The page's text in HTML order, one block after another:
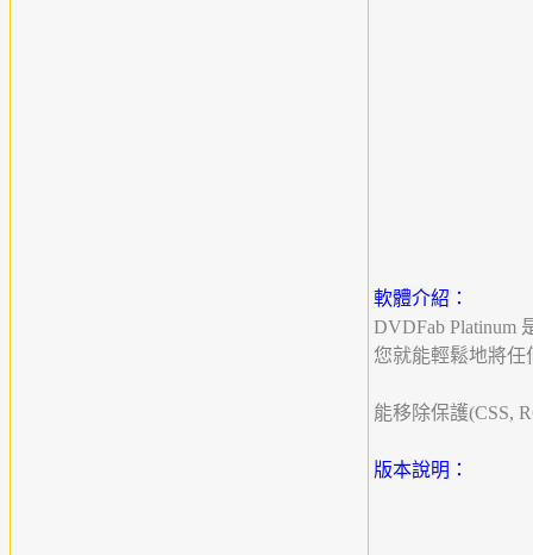
軟體介紹：
DVDFab Platinum
您就能輕鬆地將任
能移除保護(CSS,
版本說明：